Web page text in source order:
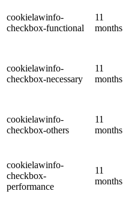
cookielawinfo-
checkbox-functional
11
months
cookielawinfo-
checkbox-necessary
11
months
cookielawinfo-
checkbox-others
11
months
cookielawinfo-
checkbox-
performance
11
months